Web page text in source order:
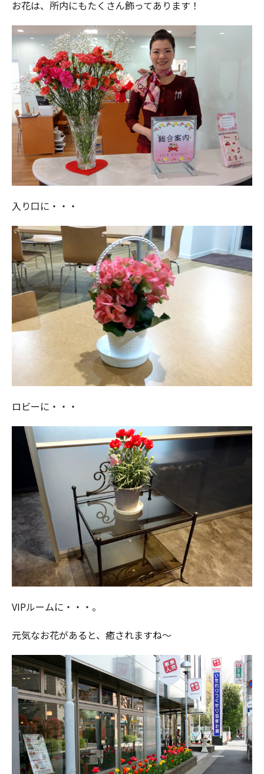
お花は、所内にもたくさん飾ってあります！
入り口に・・・
ロビーに・・・
VIPルームに・・・。
元気なお花があると、癒されますね～